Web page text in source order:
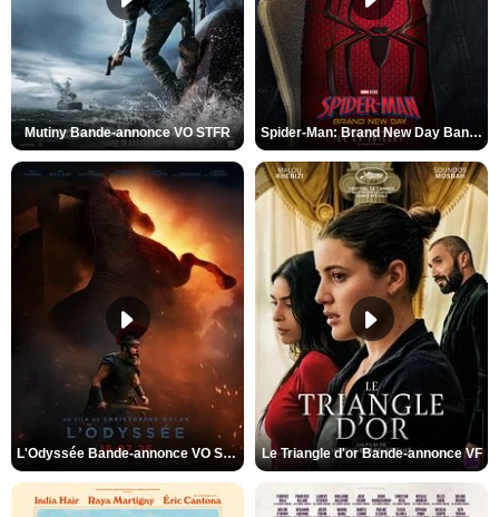
Mutiny Bande-annonce VO STFR Spider-Man: Brand New Day Bande-annonce VO STFR
L'Odyssée Bande-annonce VO STFR Le Triangle d'or Bande-annonce VF